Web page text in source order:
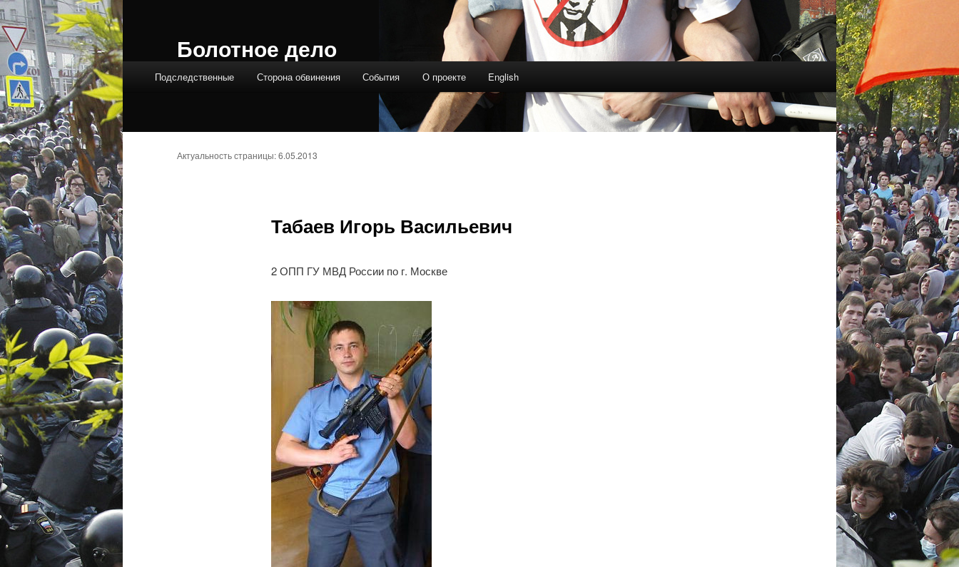
Болотное дело
Подследственные Сторона обвинения События О проекте English
Табаев Игорь Васильевич
Актуальность страницы: 6.05.2013
2 ОПП ГУ МВД России по г. Москве